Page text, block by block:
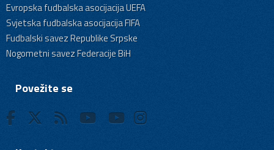
Evropska fudbalska asocijacija UEFA
Svjetska fudbalska asocijacija FIFA
Fudbalski savez Republike Srpske
Nogometni savez Federacije BiH
Povežite se